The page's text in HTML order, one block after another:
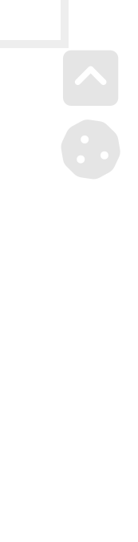
Go